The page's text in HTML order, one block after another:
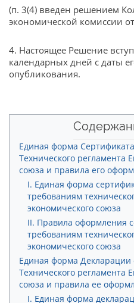
(п. 3(4) введен решением
экономической комиссии
4. Настоящее Решение
календарных дней с даты
опубликования.
Единая форма
Технического регламента
союза и правила его
I. Единая форма
требованиям
экономического союза
II. Правила оформления
требованиям
экономического союза
Единая форма Декларации
Технического регламента
союза и правила ее
I. Единая форма